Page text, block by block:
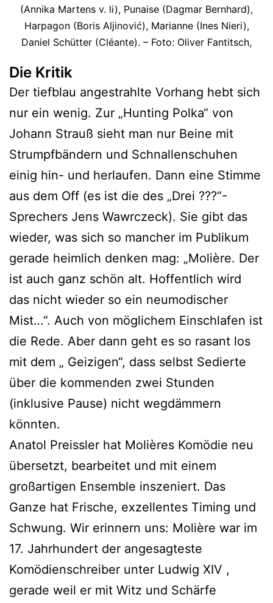
(Annika Martens v. li), Punaise (Dagmar Bernhard),
Harpagon (Boris Aljinović), Marianne (Ines Nieri),
Daniel Schütter (Cléante). – Foto: Oliver Fantitsch,
Die Kritik
Der tiefblau angestrahlte Vorhang hebt sich
nur ein wenig. Zur „Hunting Polka“ von
Johann Strauß sieht man nur Beine mit
Strumpfbändern und Schnallenschuhen
einig hin- und herlaufen. Dann eine Stimme
aus dem Off (es ist die des „Drei ???“-
Sprechers Jens Wawrczeck). Sie gibt das
wieder, was sich so mancher im Publikum
gerade heimlich denken mag: „Molière. Der
ist auch ganz schön alt. Hoffentlich wird
das nicht wieder so ein neumodischer
Mist…“. Auch von möglichem Einschlafen ist
die Rede. Aber dann geht es so rasant los
mit dem „ Geizigen“, dass selbst Sedierte
über die kommenden zwei Stunden
(inklusive Pause) nicht wegdämmern
könnten.
Anatol Preissler hat Molières Komödie neu
übersetzt, bearbeitet und mit einem
großartigen Ensemble inszeniert. Das
Ganze hat Frische, exzellentes Timing und
Schwung. Wir erinnern uns: Molière war im
17. Jahrhundert der angesagteste
Komödienschreiber unter Ludwig XIV ,
gerade weil er mit Witz und Schärfe